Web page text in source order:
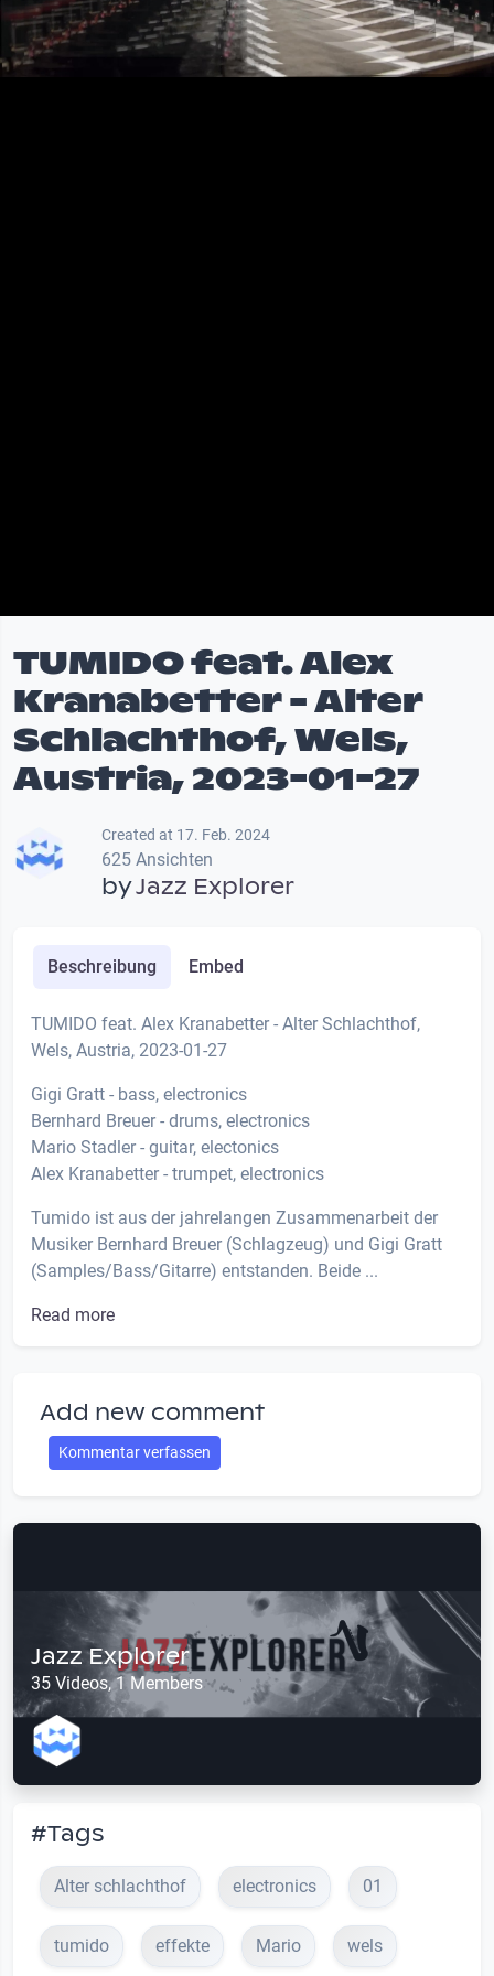
Video
TUMIDO feat. Alex
Kranabetter - Alter
Schlachthof, Wels,
Austria, 2023-01-27
Created at 17. Feb. 2024
625 Ansichten
byJazz Explorer
Beschreibung Embed
TUMIDO feat. Alex Kranabetter - Alter Schlachthof,
Wels, Austria, 2023-01-27
Gigi Gratt - bass, electronics
Bernhard Breuer - drums, electronics
Mario Stadler - guitar, electonics
Alex Kranabetter - trumpet, electronics
Tumido ist aus der jahrelangen Zusammenarbeit der
Musiker Bernhard Breuer (Schlagzeug) und Gigi Gratt
(Samples/Bass/Gitarre) entstanden. Beide ...
Read more
Add new comment
Kommentar verfassen
Jazz Explorer
35 Videos, 1 Members
#Tags
Alter schlachthof electronics 01
tumido effekte Mario wels